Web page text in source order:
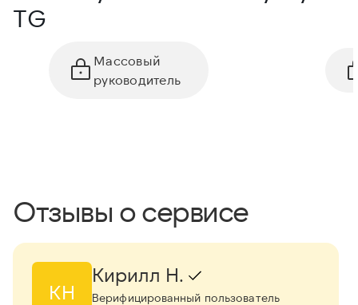
TG
Массовый
руководитель
Отзывы о сервисе
КН
Кирилл Н.
Верифицированный пользователь